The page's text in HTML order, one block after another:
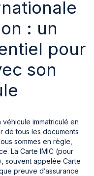
: un
pour
son
immatriculé en
de tous les documents
sommes en règle,
La Carte IMIC (pour
souvent appelée Carte
preuve d’assurance